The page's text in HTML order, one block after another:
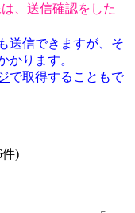
、送信確認をした
送信できますが、そ
かります。
で取得することもで
件)